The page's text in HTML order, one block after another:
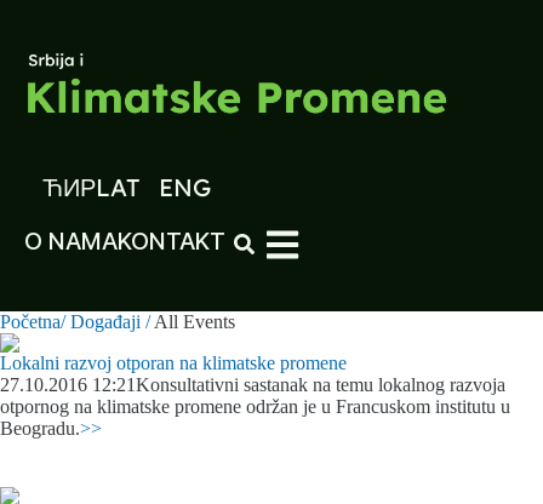
ЋИРLAT ENG
O NAMAKONTAKT
Početna/Događaji /All Events
Lokalni razvoj otporan na klimatske promene
27.10.2016 12:21Konsultativni sastanak na temu lokalnog razvoja
otpornog na klimatske promene održan je u Francuskom institutu u
Beogradu.>>